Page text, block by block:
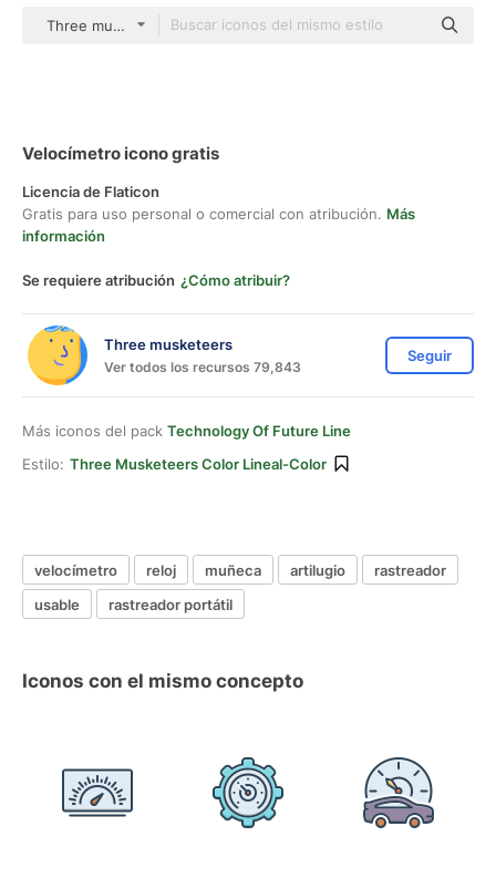
Three musketeers color lineal-color
Velocímetro icono gratis
Licencia de Flaticon
Gratis para uso personal o comercial con atribución. Más
información
Se requiere atribución ¿Cómo atribuir?
Three musketeers
Ver todos los recursos 79,843
Seguir
Más iconos del pack Technology Of Future Line
Estilo: Three Musketeers Color Lineal-Color
velocímetro reloj muñeca artilugio
rastreador
usable
rastreador portátil
Iconos con el mismo concepto